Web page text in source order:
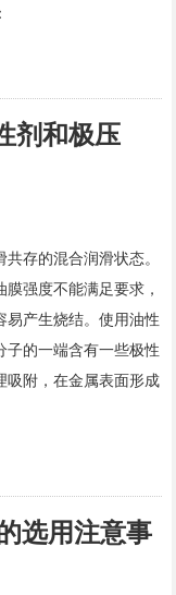
剂和极压
存的混合润滑状态。
强度不能满足要求，
易产生烧结。使用油性
子的一端含有一些极性
吸附，在金属表面形成
选用注意事